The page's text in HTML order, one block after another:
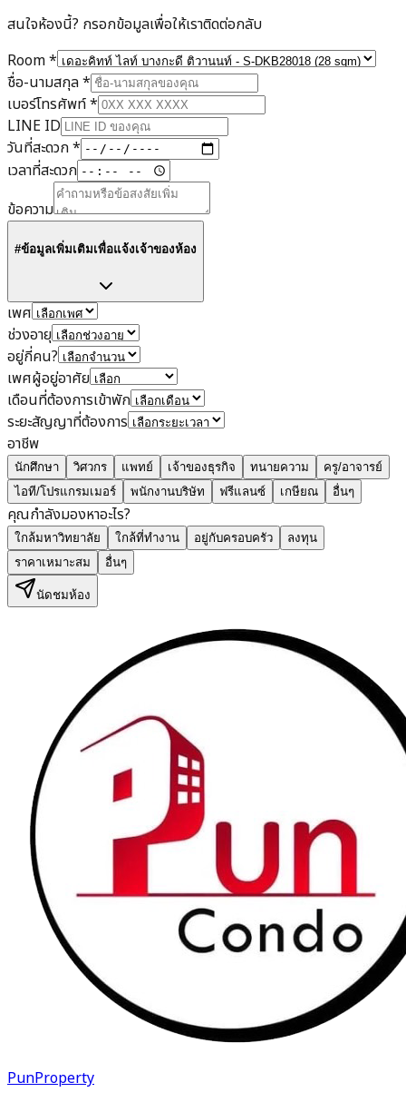
สนใจห้องนี้? กรอกข้อมูลเพื่อให้เราติดต่อกลับ
Room*
ชื่อ-นามสกุล*
เบอร์โทรศัพท์*
LINE ID
วันที่สะดวก*
เวลาที่สะดวก
ข้อความ
#ข้อมูลเพิ่มเติมเพื่อแจ้งเจ้าของห้อง
เพศ
ช่วงอายุ
อยู่กี่คน?
เพศผู้อยู่อาศัย
เดือนที่ต้องการเข้าพัก
ระยะสัญญาที่ต้องการ
อาชีพ
นักศึกษา วิศวกร แพทย์ เจ้าของธุรกิจ ทนายความ
ครู/อาจารย์
ไอที/โปรแกรมเมอร์
พนักงานบริษัท ฟรีแลนซ์ เกษียณ อื่นๆ
คุณกำลังมองหาอะไร?
ใกล้มหาวิทยาลัย ใกล้ที่ทำงาน อยู่กับครอบครัว
ลงทุน
ราคาเหมาะสม
อื่นๆ
นัดชมห้อง
PunProperty